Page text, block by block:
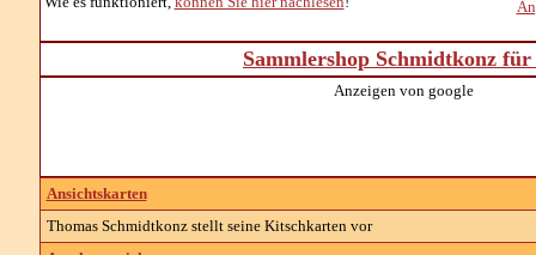
Sammlershop Schmidtkonz
Anzeigen von google
Ansichtskarten
Thomas Schmidtkonz stellt seine Kitschkarten vor